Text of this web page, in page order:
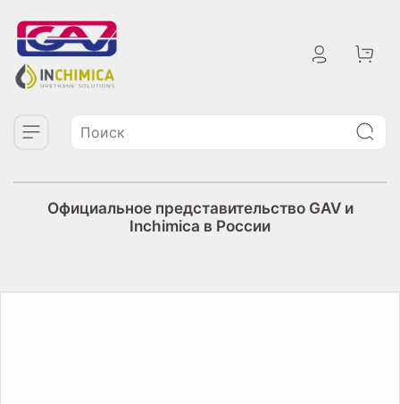
Официальное представительство GAV и
Inchimica в России